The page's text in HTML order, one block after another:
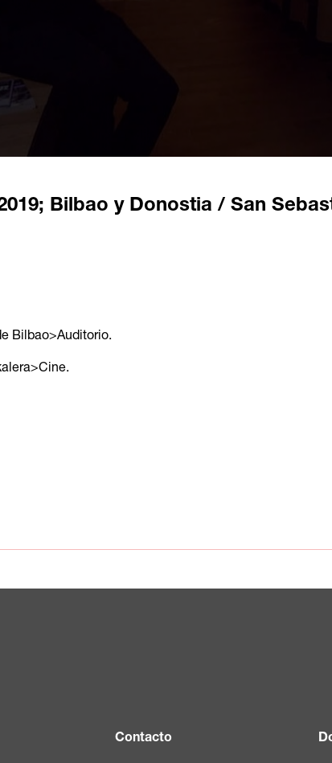
Bilbao y Donostia / San
Bilbao>Auditorio.
Contacto